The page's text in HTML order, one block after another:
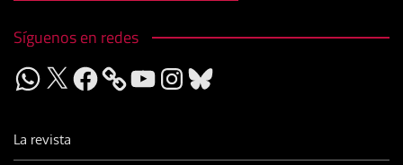
Síguenos en redes
WhatsApp
X Facebook YouTubeInstagram
Bluesky
La revista